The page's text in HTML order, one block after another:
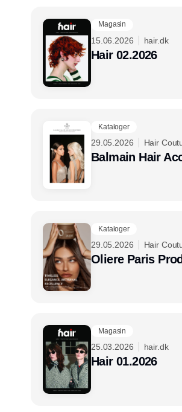
Magasin
15.06.2026 hair.dk
Hair 02.2026
Kataloger
29.05.2026 Hair
Balmain Hair
Kataloger
29.05.2026 Hair
Oliere Paris
Magasin
25.03.2026 hair.dk
Hair 01.2026